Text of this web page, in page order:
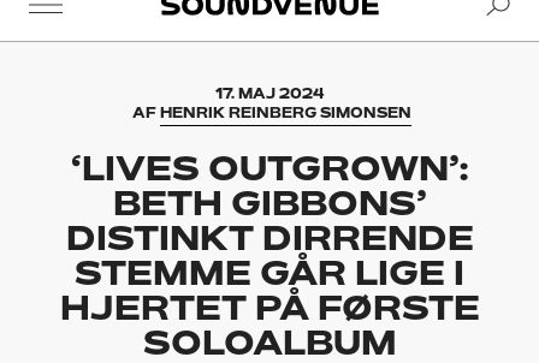
17. MAJ 2024
AF HENRIK REINBERG SIMONSEN
‘LIVES OUTGROWN’:
BETH GIBBONS’
DISTINKT DIRRENDE
STEMME GÅR LIGE I
HJERTET PÅ FØRSTE
SOLOALBUM